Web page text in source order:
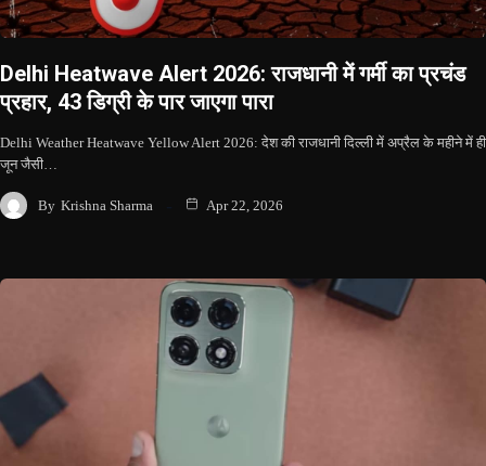
Delhi Heatwave Alert 2026: राजधानी में गर्मी का प्रचंड
प्रहार, 43 डिग्री के पार जाएगा पारा
Delhi Weather Heatwave Yellow Alert 2026: देश की राजधानी दिल्ली में अप्रैल के महीने में ही
जून जैसी…
By Krishna Sharma Apr 22, 2026